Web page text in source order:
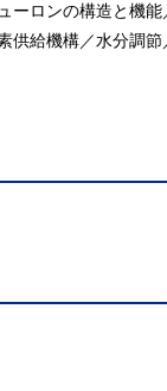
ーロンの構造と機
供給機構／水分調